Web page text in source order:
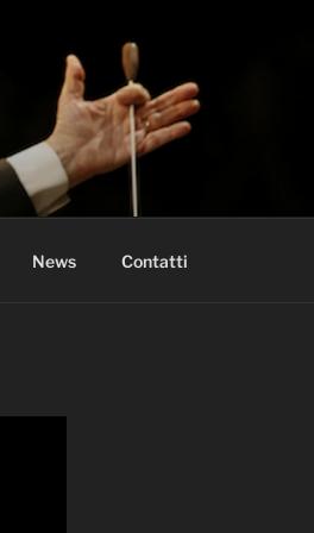
News Contatti